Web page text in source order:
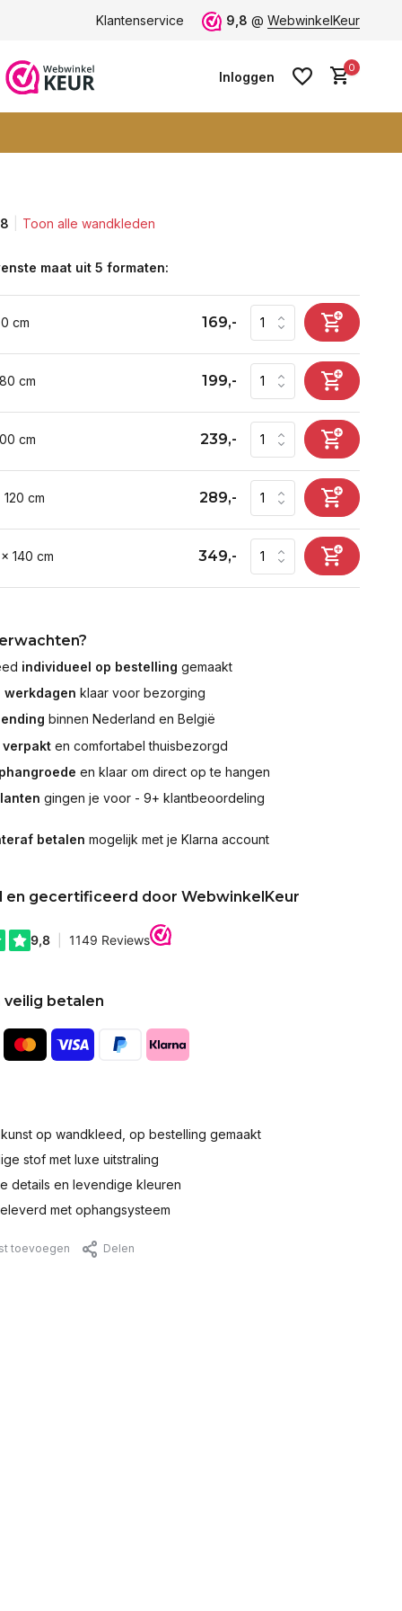
klantbeoordeling 9+ Grootste collectie -ruim 600+
Klantenservice 9,8 @ WebwinkelKeur
Inloggen
0
Toon alle wandkleden
maat uit 5 formaten:
cm 169,-
cm 199,-
cm 239,-
cm 289,-
140 cm 349,-
individueel op bestelling gemaakt
werkdagen klaar voor bezorging
binnen Nederland en België
en comfortabel thuisbezorgd
en klaar om direct op te hangen
gingen je voor - 9+ klantbeoordeling
betalen mogelijk met je Klarna account
en gecertificeerd door WebwinkelKeur
veilig betalen
op wandkleed, op bestelling gemaakt
stof met luxe uitstraling
details en levendige kleuren
met ophangsysteem
toevoegen Delen